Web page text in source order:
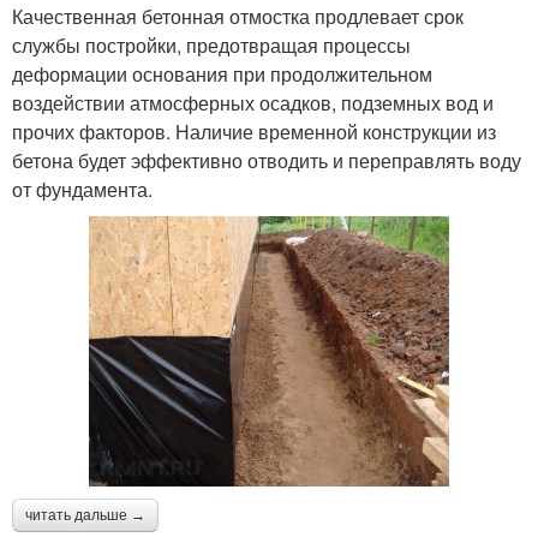
Качественная бетонная отмостка продлевает срок
службы постройки, предотвращая процессы
деформации основания при продолжительном
воздействии атмосферных осадков, подземных вод и
прочих факторов. Наличие временной конструкции из
бетона будет эффективно отводить и переправлять воду
от фундамента.
читать дальше →